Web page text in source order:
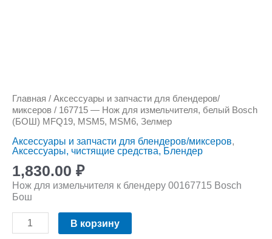
Главная / Аксессуары и запчасти для блендеров/
миксеров / 167715 — Нож для измельчителя, белый Bosch
(БОШ) MFQ19, MSM5, MSM6, Зелмер
Аксессуары и запчасти для блендеров/миксеров,
Аксессуары, чистящие средства, Блендер
1,830.00 ₽
Нож для измельчителя к блендеру 00167715 Bosch
Бош
В корзину